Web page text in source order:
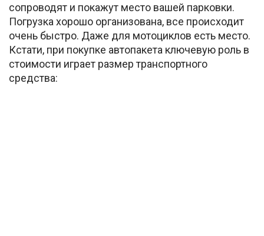
сопроводят и покажут место вашей парковки.
Погрузка хорошо организована, все происходит
очень быстро. Даже для мотоциклов есть место.
Кстати, при покупке автопакета ключевую роль в
стоимости играет размер транспортного
средства: